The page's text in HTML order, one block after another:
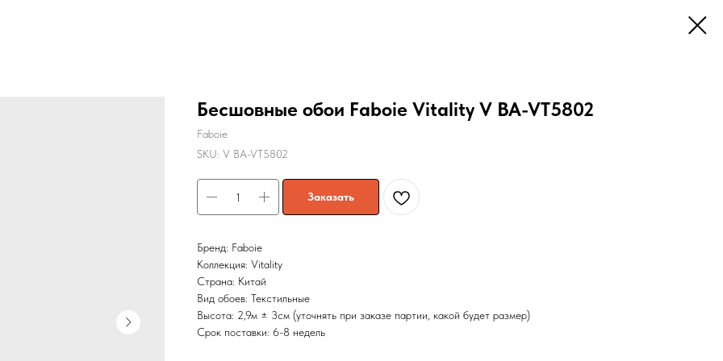
Бесшовные обои Faboie Vitality V BA-VT5802
Faboie
SKU: V BA-VT5802
Заказать
Бренд: Faboie
Коллекция: Vitality
Страна: Китай
Вид обоев: Текстильные
Высота: 2,9м ± 3см (уточнять при заказе партии, какой будет размер)
Срок поставки: 6-8 недель